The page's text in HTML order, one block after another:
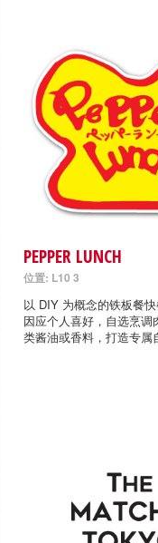
PEPPER LUNCH
位置: L10 3
以 DIY 为概念的铁板餐
因应个人喜好，自选烹调
类酱油或香料，打造专属